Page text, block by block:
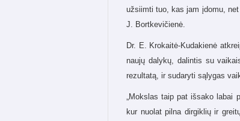
užsiimti tuo, kas jam įdomu,
J. Bortkevičienė.
Dr. E. Krokaitė-Kudakienė
naujų dalykų, dalintis su
rezultatą, ir sudaryti sąlygas
„Mokslas taip pat išsako labai
kur nuolat pilna dirgiklių ir